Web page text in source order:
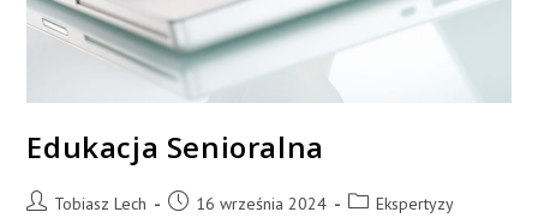
Edukacja Senioralna
Tobiasz Lech 16 września 2024 Ekspertyzy